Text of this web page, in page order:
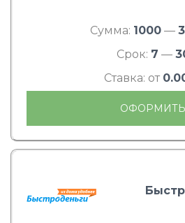
Сумма: 1000 —
Срок: 7 —
Ставка: от
ОФОРМИТЬ